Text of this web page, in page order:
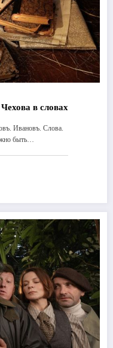
в словах
Ивановъ. Слова.
быть…